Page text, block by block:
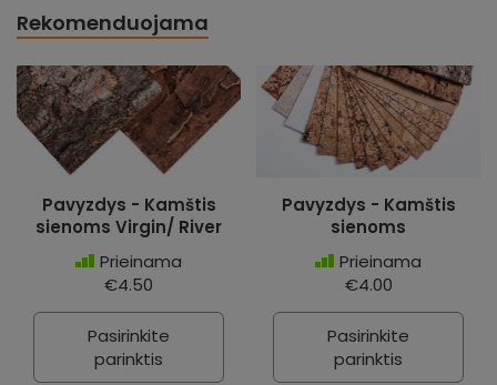
Rekomenduojama
Pavyzdys - Kamštis
sienoms Virgin/ River
Prieinama
€4.50
Pasirinkite
parinktis
Pavyzdys - Kamštis
sienoms
Prieinama
€4.00
Pasirinkite
parinktis